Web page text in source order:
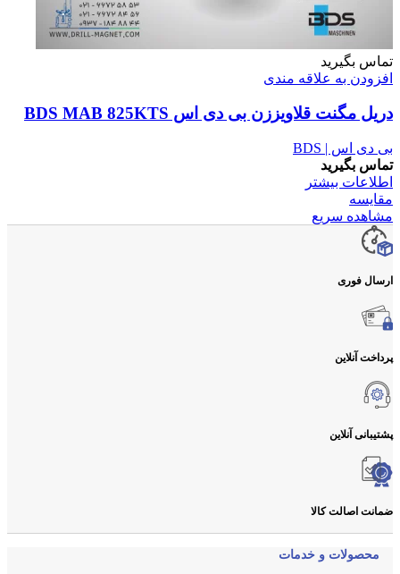
تماس بگیرید
افزودن به علاقه مندی
دریل مگنت قلاویززن بی دی اس BDS MAB 825KTS
بی دی اس | BDS
تماس بگیرید
اطلاعات بیشتر
مقایسه
مشاهده سریع
ارسال فوری
پرداخت آنلاین
پشتیبانی آنلاین
ضمانت اصالت کالا
محصولات و خدمات